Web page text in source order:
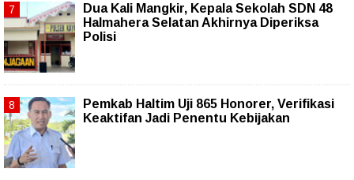
Dua Kali Mangkir, Kepala Sekolah SDN 48
Halmahera Selatan Akhirnya Diperiksa
Polisi
Pemkab Haltim Uji 865 Honorer, Verifikasi
Keaktifan Jadi Penentu Kebijakan